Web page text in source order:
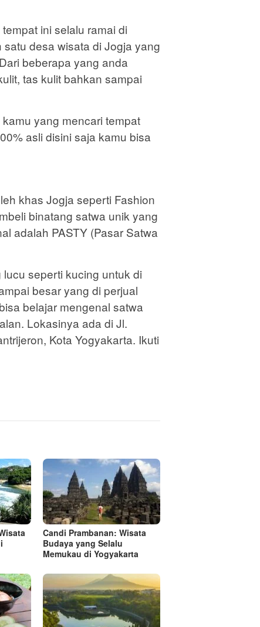
ini selalu ramai di
desa wisata di Jogja yang
beberapa yang anda
tas kulit bahkan sampai
yang mencari tempat
asli disini saja kamu bisa
khas Jogja seperti Fashion
binatang satwa unik yang
adalah PASTY (Pasar Satwa
seperti kucing untuk di
besar yang di perjual
belajar mengenal satwa
Lokasinya ada di Jl.
Kota Yogyakarta. Ikuti
Candi Prambanan: Wisata
Budaya yang Selalu
Memukau di Yogyakarta